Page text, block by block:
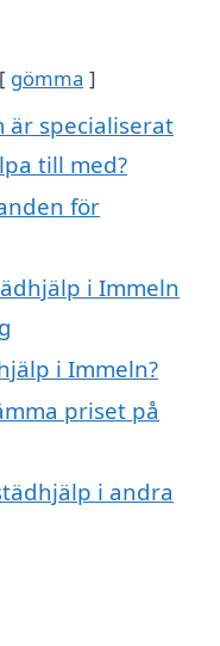
gömma
är specialiserat
till med?
för
i Immeln
i Immeln?
priset på
i andra